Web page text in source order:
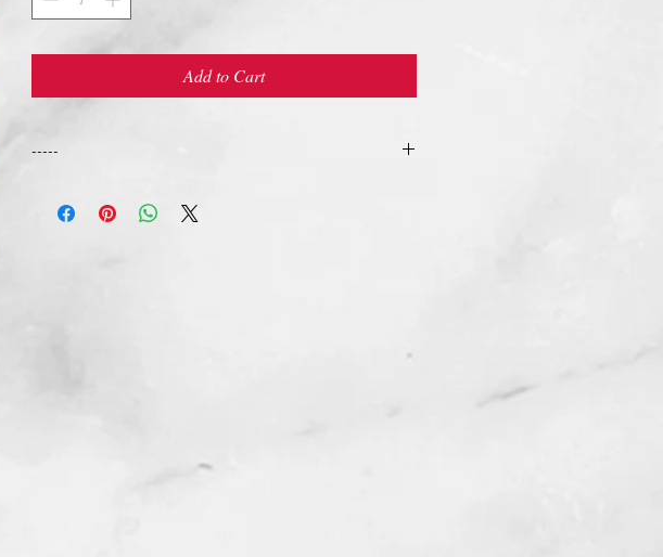
Add to Cart
-----
ทางบริษัท ไม่มีนโยบายการรับ เปลี่ยน/คืน สินค้า ทุกรณี